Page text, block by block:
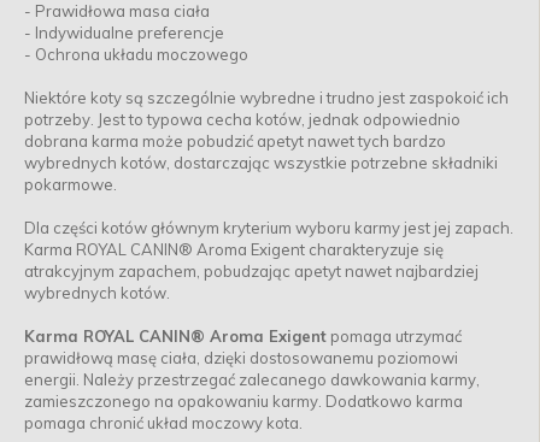
- Prawidłowa masa ciała
- Indywidualne preferencje
- Ochrona układu moczowego
Niektóre koty są szczególnie wybredne i trudno jest zaspokoić ich
potrzeby. Jest to typowa cecha kotów, jednak odpowiednio
dobrana karma może pobudzić apetyt nawet tych bardzo
wybrednych kotów, dostarczając wszystkie potrzebne składniki
pokarmowe.
Dla części kotów głównym kryterium wyboru karmy jest jej zapach.
Karma ROYAL CANIN® Aroma Exigent charakteryzuje się
atrakcyjnym zapachem, pobudzając apetyt nawet najbardziej
wybrednych kotów.
Karma ROYAL CANIN® Aroma Exigent pomaga utrzymać
prawidłową masę ciała, dzięki dostosowanemu poziomowi
energii. Należy przestrzegać zalecanego dawkowania karmy,
zamieszczonego na opakowaniu karmy. Dodatkowo karma
pomaga chronić układ moczowy kota.